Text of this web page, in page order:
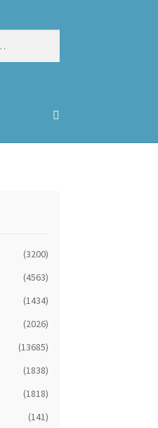
(3200)
(4563)
(1434)
(2026)
(13685)
(1838)
(1818)
(141)